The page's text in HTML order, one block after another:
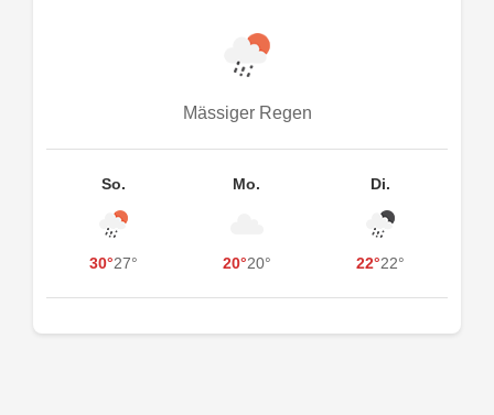
Mässiger Regen
So.
30°27°
Mo.
20°20°
Di.
22°22°